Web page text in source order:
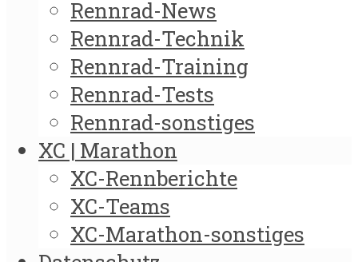
Rennrad-News
Rennrad-Technik
Rennrad-Training
Rennrad-Tests
Rennrad-sonstiges
XC | Marathon
XC-Rennberichte
XC-Teams
XC-Marathon-sonstiges